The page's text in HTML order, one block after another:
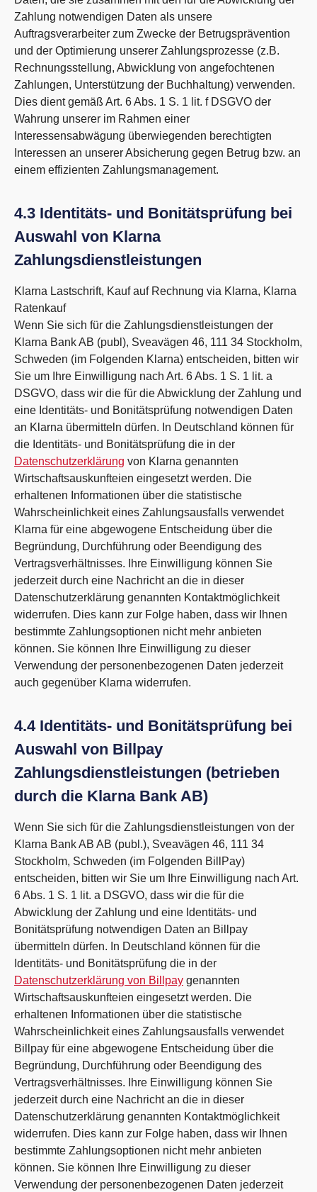
Zahlung notwendigen Daten als unsere
Auftragsverarbeiter zum Zwecke der Betrugsprävention
und der Optimierung unserer Zahlungsprozesse (z.B.
Rechnungsstellung, Abwicklung von angefochtenen
Zahlungen, Unterstützung der Buchhaltung) verwenden.
Dies dient gemäß Art. 6 Abs. 1 S. 1 lit. f DSGVO der
Wahrung unserer im Rahmen einer
Interessensabwägung überwiegenden berechtigten
Interessen an unserer Absicherung gegen Betrug bzw. an
einem effizienten Zahlungsmanagement.
4.3 Identitäts- und Bonitätsprüfung bei
Auswahl von Klarna
Zahlungsdienstleistungen
Klarna Lastschrift, Kauf auf Rechnung via Klarna, Klarna
Ratenkauf
Wenn Sie sich für die Zahlungsdienstleistungen der
Klarna Bank AB (publ), Sveavägen 46, 111 34 Stockholm,
Schweden (im Folgenden Klarna) entscheiden, bitten wir
Sie um Ihre Einwilligung nach Art. 6 Abs. 1 S. 1 lit. a
DSGVO, dass wir die für die Abwicklung der Zahlung und
eine Identitäts- und Bonitätsprüfung notwendigen Daten
an Klarna übermitteln dürfen. In Deutschland können für
die Identitäts- und Bonitätsprüfung die in der
Datenschutzerklärung von Klarna genannten
Wirtschaftsauskunfteien eingesetzt werden. Die
erhaltenen Informationen über die statistische
Wahrscheinlichkeit eines Zahlungsausfalls verwendet
Klarna für eine abgewogene Entscheidung über die
Begründung, Durchführung oder Beendigung des
Vertragsverhältnisses. Ihre Einwilligung können Sie
jederzeit durch eine Nachricht an die in dieser
Datenschutzerklärung genannten Kontaktmöglichkeit
widerrufen. Dies kann zur Folge haben, dass wir Ihnen
bestimmte Zahlungsoptionen nicht mehr anbieten
können. Sie können Ihre Einwilligung zu dieser
Verwendung der personenbezogenen Daten jederzeit
auch gegenüber Klarna widerrufen.
4.4 Identitäts- und Bonitätsprüfung bei
Auswahl von Billpay
Zahlungsdienstleistungen (betrieben
durch die Klarna Bank AB)
Wenn Sie sich für die Zahlungsdienstleistungen von der
Klarna Bank AB AB (publ.), Sveavägen 46, 111 34
Stockholm, Schweden (im Folgenden BillPay)
entscheiden, bitten wir Sie um Ihre Einwilligung nach Art.
6 Abs. 1 S. 1 lit. a DSGVO, dass wir die für die
Abwicklung der Zahlung und eine Identitäts- und
Bonitätsprüfung notwendigen Daten an Billpay
übermitteln dürfen. In Deutschland können für die
Identitäts- und Bonitätsprüfung die in der
Datenschutzerklärung von Billpay genannten
Wirtschaftsauskunfteien eingesetzt werden. Die
erhaltenen Informationen über die statistische
Wahrscheinlichkeit eines Zahlungsausfalls verwendet
Billpay für eine abgewogene Entscheidung über die
Begründung, Durchführung oder Beendigung des
Vertragsverhältnisses. Ihre Einwilligung können Sie
jederzeit durch eine Nachricht an die in dieser
Datenschutzerklärung genannten Kontaktmöglichkeit
widerrufen. Dies kann zur Folge haben, dass wir Ihnen
bestimmte Zahlungsoptionen nicht mehr anbieten
können. Sie können Ihre Einwilligung zu dieser
Verwendung der personenbezogenen Daten jederzeit